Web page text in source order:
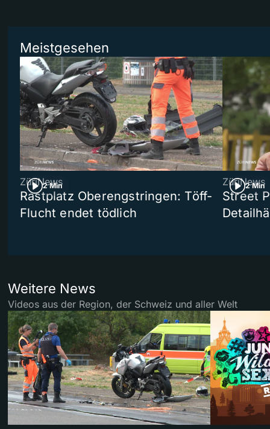
Meistgesehen
2 Min
ZüriNews
Rastplatz Oberengstringen: Töff-
Flucht endet tödlich
2 Min
ZüriNews
Street
Weitere News
Videos aus der Region, der Schweiz und aller Welt